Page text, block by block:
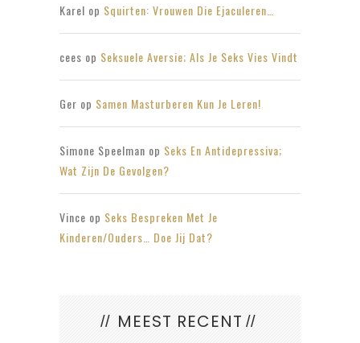
Karel op Squirten: Vrouwen Die Ejaculeren…
cees op Seksuele Aversie; Als Je Seks Vies Vindt
Ger op Samen Masturberen Kun Je Leren!
Simone Speelman op Seks En Antidepressiva;
Wat Zijn De Gevolgen?
Vince op Seks Bespreken Met Je
Kinderen/ouders… Doe Jij Dat?
MEEST RECENT